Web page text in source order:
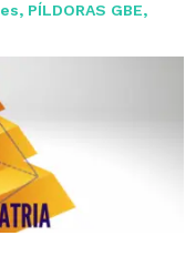
, PÍLDORAS GBE,